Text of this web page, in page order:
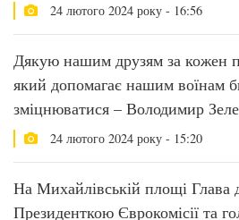
24 лютого 2024 року - 16:56
Дякую нашим друзям за кожен
який допомагає нашим воїнам
зміцнюватися – Володимир
24 лютого 2024 року - 15:20
На Михайлівській площі Глава
Президенткою Єврокомісії та